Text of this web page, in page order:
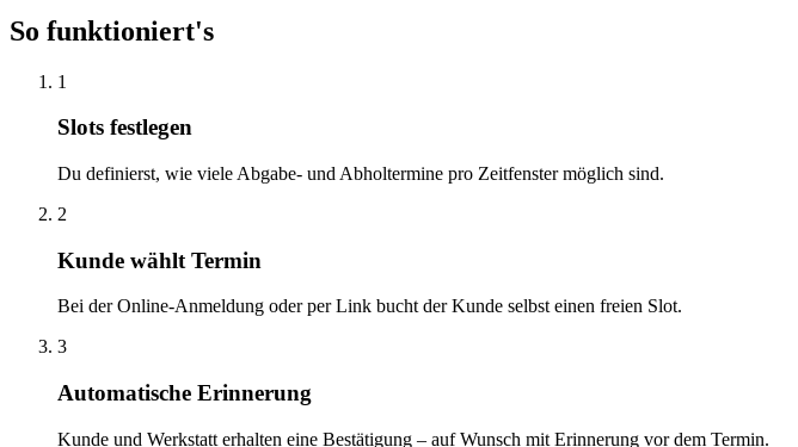
So funktioniert's
1
Slots festlegen
Du definierst, wie viele Abgabe- und Abholtermine pro Zeitfenster möglich sind.
2
Kunde wählt Termin
Bei der Online-Anmeldung oder per Link bucht der Kunde selbst einen freien Slot.
3
Automatische Erinnerung
Kunde und Werkstatt erhalten eine Bestätigung – auf Wunsch mit Erinnerung vor dem Termin.